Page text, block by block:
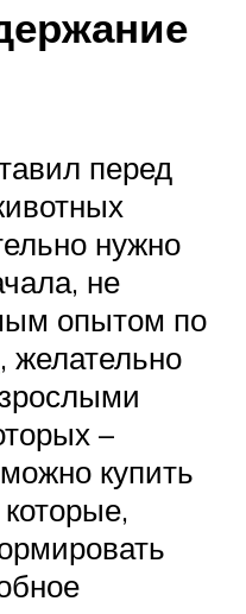
перед
нужно
не
опытом по
, желательно
–
купить